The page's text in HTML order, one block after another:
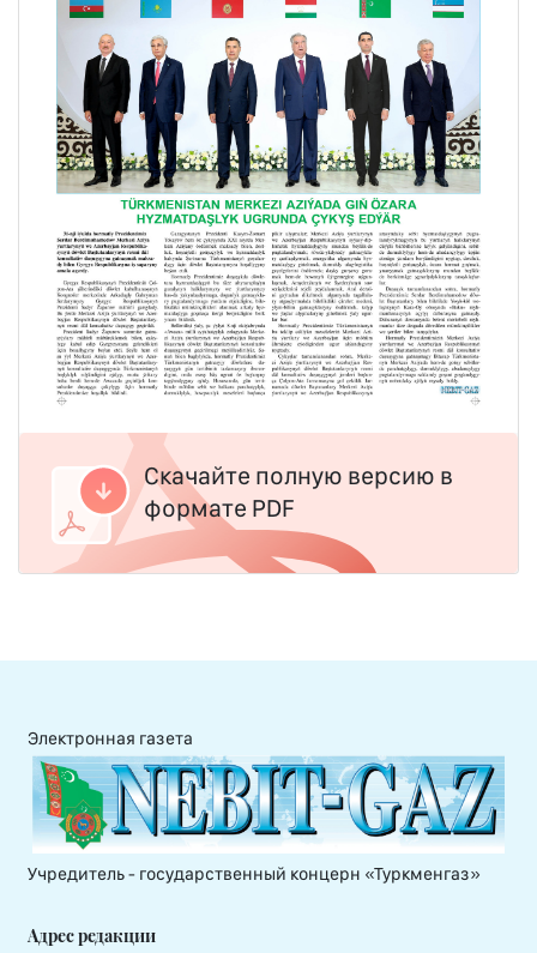
Скачайте полную версию в
формате PDF
Электронная газета
Учредитель - государственный концерн «Туркменгаз»
Адрес редакции